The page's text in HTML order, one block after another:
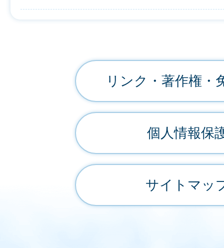
リンク・著作権・
個人情報保
サイトマッ